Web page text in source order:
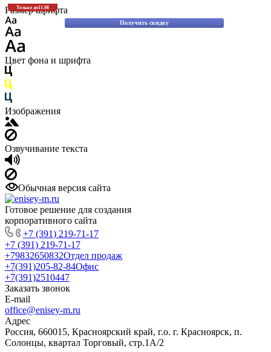
Только до11.08
Получить скидку
Размер шрифта
Цвет фона и шрифта
Изображения
Озвучивание текста
Обычная версия сайта
Готовое решение для создания
корпоративного сайта
+7 (391) 219-71-17
+7 (391) 219-71-17
+79832650832Отдел продаж
+7(391)205-82-84Офис
+7(391)2510447
Заказать звонок
E-mail
office@enisey-m.ru
Адрес
Россия, 660015, Красноярский край, г.о. г. Красноярск, п.
Солонцы, квартал Торговый, стр.1А/2